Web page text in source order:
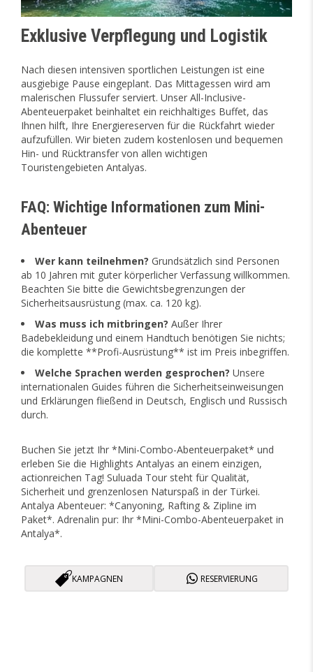
Exklusive Verpflegung und Logistik
Nach diesen intensiven sportlichen Leistungen ist eine
ausgiebige Pause eingeplant. Das Mittagessen wird am
malerischen Flussufer serviert. Unser All-Inclusive-
Abenteuerpaket beinhaltet ein reichhaltiges Buffet, das
Ihnen hilft, Ihre Energiereserven für die Rückfahrt wieder
aufzufüllen. Wir bieten zudem kostenlosen und bequemen
Hin- und Rücktransfer von allen wichtigen
Touristengebieten Antalyas.
FAQ: Wichtige Informationen zum Mini-
Abenteuer
Wer kann teilnehmen? Grundsätzlich sind Personen
ab 10 Jahren mit guter körperlicher Verfassung willkommen.
Beachten Sie bitte die Gewichtsbegrenzungen der
Sicherheitsausrüstung (max. ca. 120 kg).
Was muss ich mitbringen? Außer Ihrer
Badebekleidung und einem Handtuch benötigen Sie nichts;
die komplette **Profi-Ausrüstung** ist im Preis inbegriffen.
Welche Sprachen werden gesprochen? Unsere
internationalen Guides führen die Sicherheitseinweisungen
und Erklärungen fließend in Deutsch, Englisch und Russisch
durch.
Buchen Sie jetzt Ihr *Mini-Combo-Abenteuerpaket* und
erleben Sie die Highlights Antalyas an einem einzigen,
actionreichen Tag! Suluada Tour steht für Qualität,
Sicherheit und grenzenlosen Naturspaß in der Türkei.
Antalya Abenteuer: *Canyoning, Rafting & Zipline im
Paket*. Adrenalin pur: Ihr *Mini-Combo-Abenteuerpaket in
Antalya*.
KAMPAGNEN RESERVIERUNG